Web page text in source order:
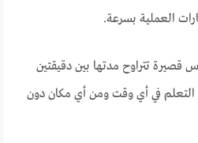
العملية بسرعة.
قصيرة تتراوح مدتها بين دقيقتين
التعلم في أي وقت ومن أي مكان دون